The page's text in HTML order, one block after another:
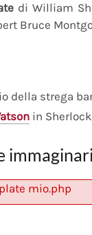
di William
Bruce
della strega
in
mio.php